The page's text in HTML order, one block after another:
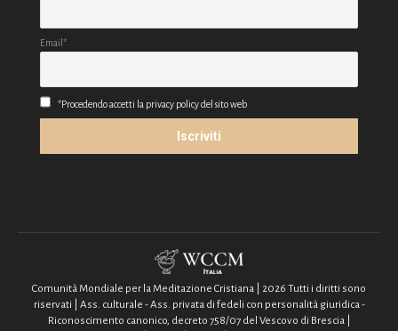
Email*
*Procedendo accetti la privacy policy del sito web
Comunità Mondiale per la Meditazione Cristiana | 2026 Tutti i diritti sono
riservati | Ass. culturale - Ass. privata di fedeli con personalità giuridica -
Riconoscimento canonico, decreto 758/07 del Vescovo di Brescia |